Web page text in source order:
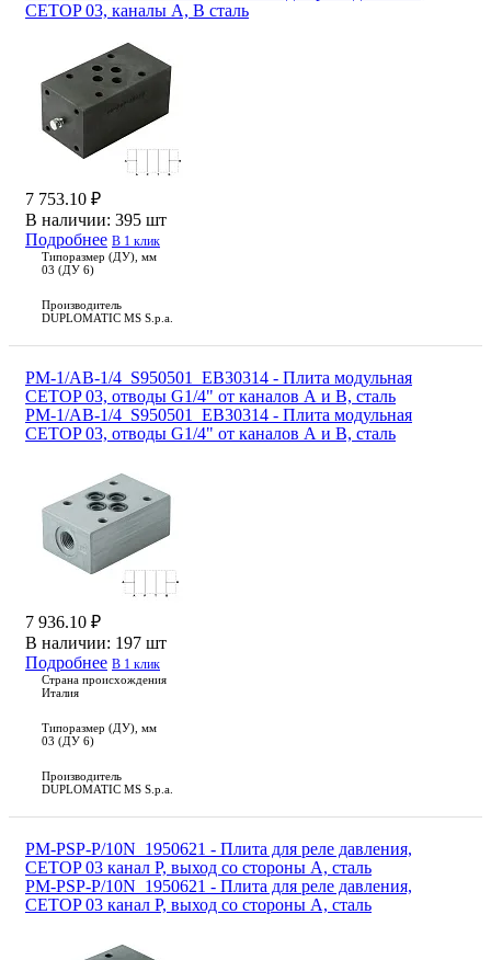
CETOP 03, каналы А, В сталь
7 753.10 ₽
В наличии: 395 шт
Подробнее В 1 клик
Типоразмер (ДУ), мм
03 (ДУ 6)
Производитель
DUPLOMATIC MS S.p.a.
PM-1/AB-1/4_S950501_EB30314 - Плита модульная
CETOP 03, отводы G1/4" от каналов А и В, сталь
PM-1/AB-1/4_S950501_EB30314 - Плита модульная
CETOP 03, отводы G1/4" от каналов А и В, сталь
7 936.10 ₽
В наличии: 197 шт
Подробнее В 1 клик
Страна происхождения
Италия
Типоразмер (ДУ), мм
03 (ДУ 6)
Производитель
DUPLOMATIC MS S.p.a.
PM-PSP-P/10N_1950621 - Плита для реле давления,
CETOP 03 канал Р, выход со стороны А, сталь
PM-PSP-P/10N_1950621 - Плита для реле давления,
CETOP 03 канал Р, выход со стороны А, сталь